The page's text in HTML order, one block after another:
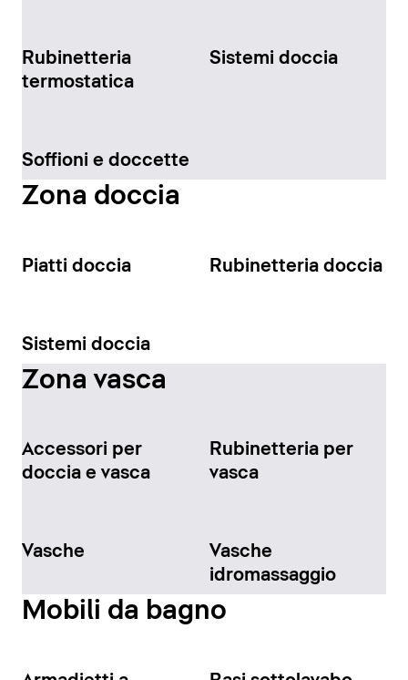
Rubinetteria
termostatica
Sistemi doccia
Soffioni e doccette
Zona doccia
Piatti doccia Rubinetteria doccia
Sistemi doccia
Zona vasca
Accessori per
doccia e vasca
Rubinetteria per
vasca
Vasche
Vasche
idromassaggio
Mobili da bagno